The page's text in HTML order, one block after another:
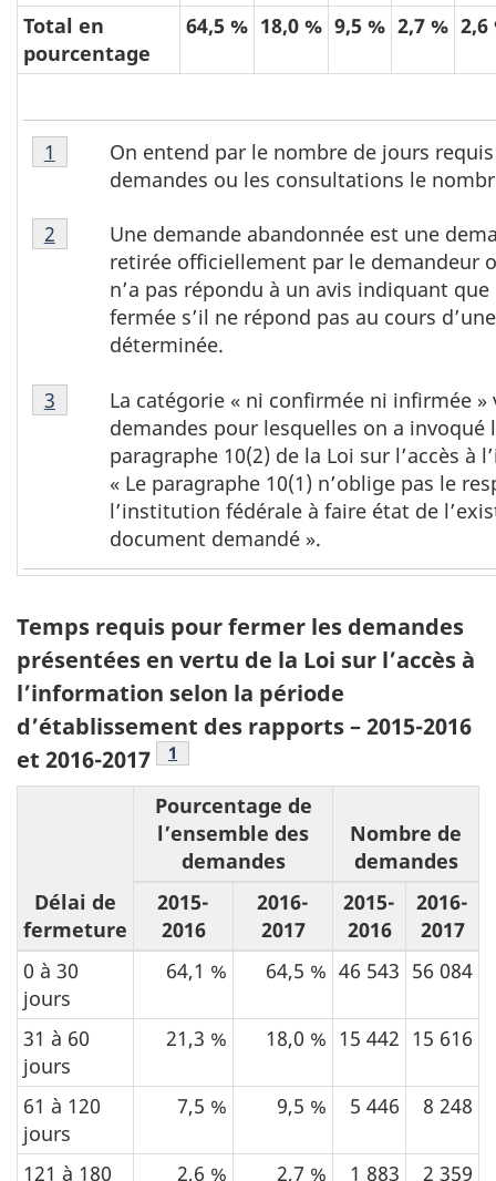
Total en
pourcentage
64,5 % 18,0 % 9,5 % 2,7 % 2,6
T
a
n
Tableau
4,
1
On entend par le nombre de jours
demandes ou les consultations le
Retour à la référence du tableau 4 note
1
Tableau
4,
Une demande abandonnée est une
retirée officiellement par le demandeur
n’a pas répondu à un avis indiquant
fermée s’il ne répond pas au cours
déterminée.
Retour à la référence du tableau 4 note
2
Tableau
4,
La catégorie « ni confirmée ni infirmée »
demandes pour lesquelles on a invoqué
paragraphe 10(2) de la Loi sur l’accès à
« Le paragraphe 10(1) n’oblige pas le
l’institution fédérale à faire état de
document demandé ».
Retour à la référence du tableau 4 note
3
Temps requis pour fermer les demandes
présentées en vertu de la Loi sur l’accès à
l’information selon la période
d’établissement des rapports – 2015-2016
et 2016-2017
Voir tableau 5, note
1
Délai de
fermeture
Pourcentage de
l’ensemble des
demandes
Nombre de
demandes
2015-
2016
2016-
2017
2015-
2016
2016-
2017
0 à 30
jours
64,1 % 64,5 % 46 543 56 084
31 à 60
jours
21,3 % 18,0 % 15 442 15 616
61 à 120
jours
7,5 % 9,5 % 5 446 8 248
121 à 180
2,6 % 2,7 % 1 883 2 359